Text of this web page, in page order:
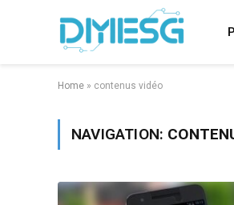
Home » contenus vidéo
NAVIGATION: